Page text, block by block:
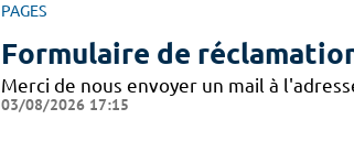
PAGES
Formulaire de
Merci de nous envoyer un mail à
03/08/2026 17:15